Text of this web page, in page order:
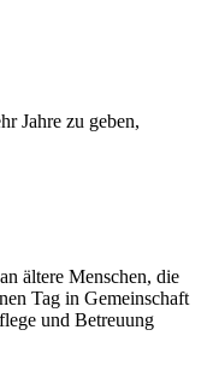
Jahre zu geben,
ältere Menschen, die
Tag in Gemeinschaft
und Betreuung